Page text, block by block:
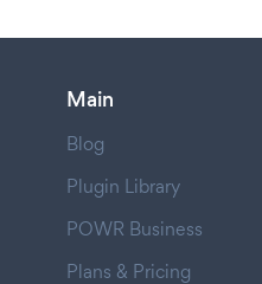
Main
Blog
Plugin Library
POWR Business
Plans & Pricing